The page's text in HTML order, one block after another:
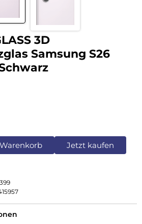
3D
Samsung S26
Jetzt kaufen